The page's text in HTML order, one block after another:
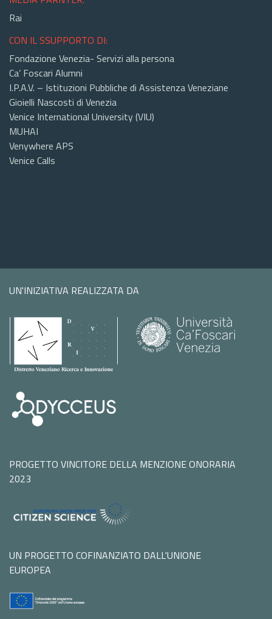
Rai
CON IL SSUPPORTO DI:
Fondazione Venezia- Servizi alla persona
Ca’ Foscari Alumni
I.P.A.V. – Istituzioni Pubbliche di Assistenza Veneziane
Gioielli Nascosti di Venezia
Venice International University (VIU)
MUHAI
Venywhere APS
Venice Calls
UN'INIZIATIVA REALIZZATA DA
PROGETTO VINCITORE DELLA MENZIONE ONORARIA
2023
UN PROGETTO COFINANZIATO DALL'UNIONE
EUROPEA